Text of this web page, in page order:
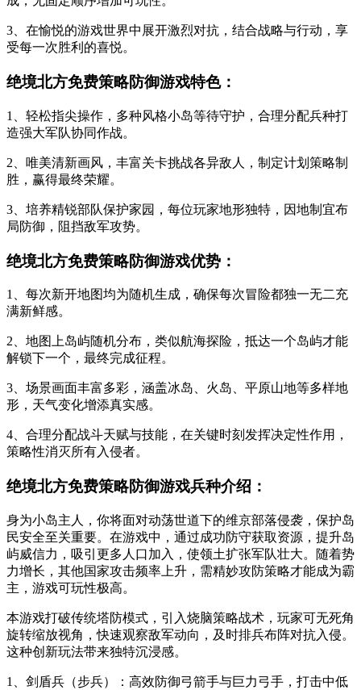
3、在愉悦的游戏世界中展开激烈对抗，结合战略与行动，享
受每一次胜利的喜悦。
绝境北方免费策略防御游戏特色：
1、轻松指尖操作，多种风格小岛等待守护，合理分配兵种打
造强大军队协同作战。
2、唯美清新画风，丰富关卡挑战各异敌人，制定计划策略制
胜，赢得最终荣耀。
3、培养精锐部队保护家园，每位玩家地形独特，因地制宜布
局防御，阻挡敌军攻势。
绝境北方免费策略防御游戏优势：
1、每次新开地图均为随机生成，确保每次冒险都独一无二充
满新鲜感。
2、地图上岛屿随机分布，类似航海探险，抵达一个岛屿才能
解锁下一个，最终完成征程。
3、场景画面丰富多彩，涵盖冰岛、火岛、平原山地等多样地
形，天气变化增添真实感。
4、合理分配战斗天赋与技能，在关键时刻发挥决定性作用，
策略性消灭所有入侵者。
绝境北方免费策略防御游戏兵种介绍：
身为小岛主人，你将面对动荡世道下的维京部落侵袭，保护岛
民安全至关重要。在游戏中，通过成功防守获取资源，提升岛
屿威信力，吸引更多人口加入，使领土扩张军队壮大。随着势
力增长，其他国家攻击频率上升，需精妙攻防策略才能成为霸
主，游戏可玩性极高。
本游戏打破传统塔防模式，引入烧脑策略战术，玩家可无死角
旋转缩放视角，快速观察敌军动向，及时排兵布阵对抗入侵。
这种创新玩法带来独特沉浸感。
1、剑盾兵（步兵）：高效防御弓箭手与巨力弓手，打击中低